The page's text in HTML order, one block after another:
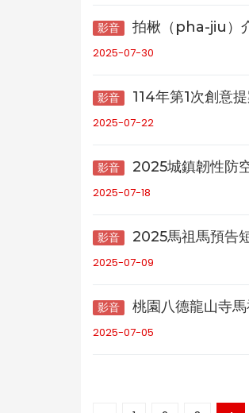
影音 拍楸（pha-jiu）
2025-07-30
影音 114年第1次創意
2025-07-22
影音 2025城鎮韌性防
2025-07-18
影音 2025馬祖馬預告
2025-07-09
影音 桃園八德龍山寺
2025-07-05